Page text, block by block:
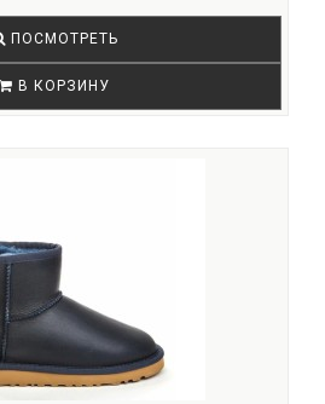
ПОСМОТРЕТЬ
В КОРЗИНУ